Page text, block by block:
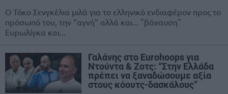
Ο Τόκο Σενγκέλια μιλά για το ελληνικό ενδιαφέρον προς το
πρόσωπό του, την “αγνή” αλλά και... "βάναυση"
Ευρωλίγκα και...
Γαλάνης στο Eurohoops για
Ντούντα & Ζοτς: “Στην Ελλάδα
πρέπει να ξαναδώσουμε αξία
στους κόουτς-δασκάλους”